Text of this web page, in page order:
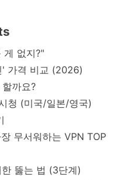
게 없지?"
가격 비교 (2026)
까요?
청 (미국/일본/영국)
무서워하는 VPN TOP
뚫는 법 (3단계)